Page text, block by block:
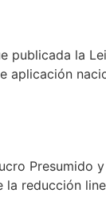
publicada la
aplicación
Presumido
reducción